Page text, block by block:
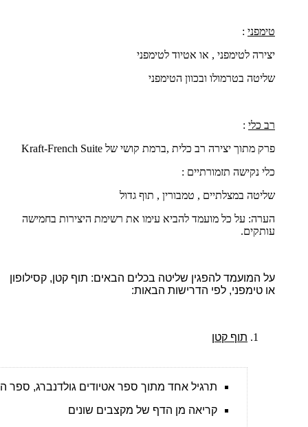
טימפני :
יצירה לטימפני , או אטיוד לטימפני
שליטה בטרמולו ובכוון הטימפני
רב כלי :
פרק מתוך יצירה רב כלית ,ברמת קושי של French Suite
-
Kraft
כלי נקישה תזמורתיים :
שליטה במצלתיים , טמבורין , תוף גדול
הערה: על כל מועמד להביא עימו את רשימת היצירות בחמישה
עותקים.
על המועמד להפגין שליטה בכלים הבאים: תוף קטן, קסילופון
או טימפני, לפי הדרישות הבאות:
תוף קטן
תרגיל אחד מתוך ספר אטיודים גולדנברג, ספר
קריאה מן הדף של מקצבים שונים